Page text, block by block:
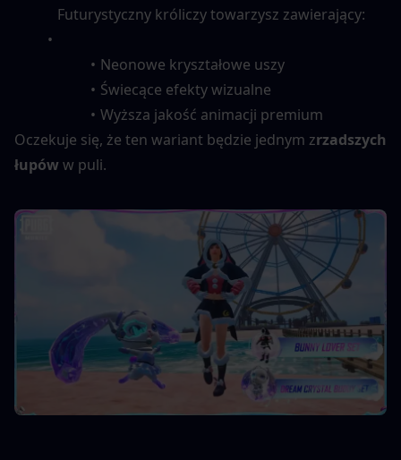
Futurystyczny króliczy towarzysz zawierający:
Neonowe kryształowe uszy
Świecące efekty wizualne
Wyższa jakość animacji premium
Oczekuje się, że ten wariant będzie jednym zrzadszych
łupów w puli.